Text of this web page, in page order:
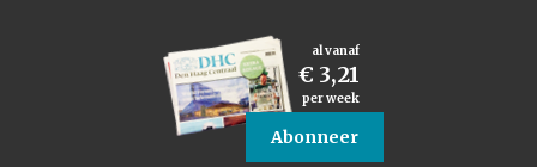
al vanaf
€ 3,21
per week
Abonneer